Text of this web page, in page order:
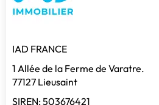
IAD FRANCE
1 Allée de la Ferme de Varatre.
77127 Lieusaint
SIREN: 503676421